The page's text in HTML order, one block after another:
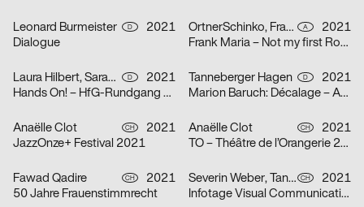
Leonard Burmeister D
2021
Dialogue
OrtnerSchinko, Frank Maria A
2021
Frank Maria – Not my first Rodeo
Laura Hilbert, Sarah Stendel D
2021
Hands On! – HfG-Rundgang 2021
Tanneberger Hagen D
2021
Marion Baruch: Décalage – Ausstellung in der der HGB Galerie
Anaëlle Clot CH
2021
JazzOnze+ Festival 2021
Anaëlle Clot CH
2021
TO – Théâtre de l’Orangerie 2021
Fawad Qadire CH
2021
50 Jahre Frauenstimmrecht
Severin Weber, Tanja Vogt, Elia Geiger, Ladina Döring, Nicola Canziani CH
2021
Infotage Visual Communication 2021 Zürcher Hochschule der Künste